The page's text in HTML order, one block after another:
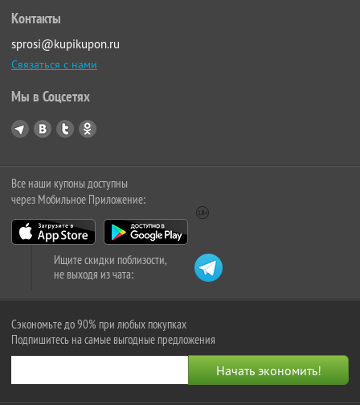
Контакты
sprosi@kupikupon.ru
Связаться с нами
Мы в Соцсетях
Все наши купоны доступны
через Мобильное Приложение:
Ищите скидки поблизости,
не выходя из чата:
Сэкономьте до 90% при любых покупках
Подпишитесь на самые выгодные предложения